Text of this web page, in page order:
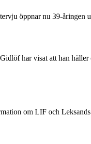
öppnar nu 39-
har visat att han
om LIF och